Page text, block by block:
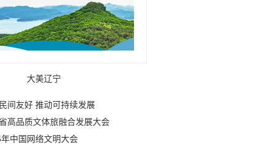
大美辽宁
间友好 推动可持续发展
高品质文体旅融合发展大会
中国网络文明大会